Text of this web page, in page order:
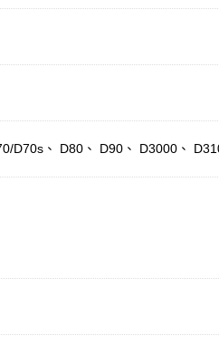
D70s、 D80、 D90、 D3000、